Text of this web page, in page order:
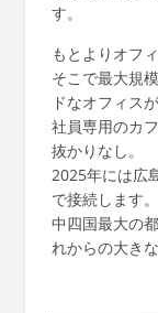
す。
もとよりオフ
そこで最大規
ドなオフィス
社員専用のカ
抜かりなし。
2025年には広
で接続します。
中四国最大の
れからの大き